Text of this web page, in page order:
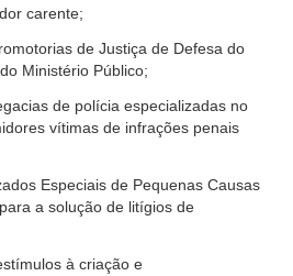
carente;
de Justiça de Defesa do
Ministério Público;
de polícia especializadas no
vítimas de infrações penais
Especiais de Pequenas Causas
a solução de litígios de
à criação e